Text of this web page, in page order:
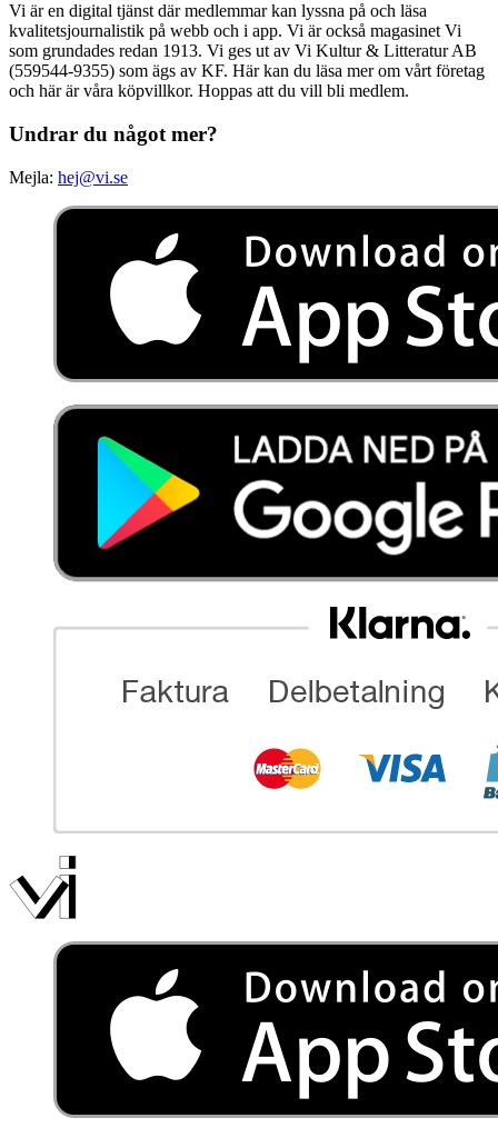
Vi är en digital tjänst där medlemmar kan lyssna på och läsa
kvalitetsjournalistik på webb och i app. Vi är också magasinet Vi
som grundades redan 1913. Vi ges ut av Vi Kultur & Litteratur AB
(559544-9355) som ägs av KF. Här kan du läsa mer om vårt företag
och här är våra köpvillkor. Hoppas att du vill bli medlem.
Undrar du något mer?
Mejla: hej@vi.se